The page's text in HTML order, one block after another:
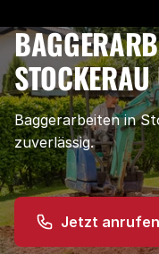
Baggerarbeiten in
zuverlässig.
Jetzt anrufen